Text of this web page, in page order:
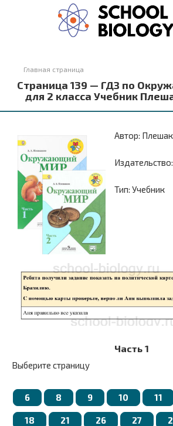
Главная страница
Страница 139 — ГДЗ по
для 2 класса Учебник
Автор:
Тип: Учебник
Часть 1
Выберите страницу
6 8 9 10 11
18 21 26 27